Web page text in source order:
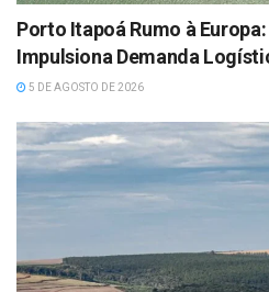
Porto Itapoá Rumo à
Impulsiona Demanda
5 DE AGOSTO DE 2026